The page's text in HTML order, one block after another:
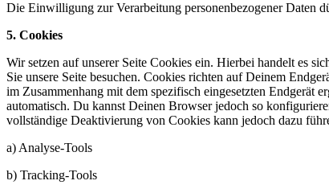
Die Einwilligung zur Verarbeitung personenbezogener Daten
5. Cookies
Wir setzen auf unserer Seite Cookies ein. Hierbei handelt es
Sie unsere Seite besuchen. Cookies richten auf Deinem
im Zusammenhang mit dem spezifisch eingesetzten Endgerät
automatisch. Du kannst Deinen Browser jedoch so
vollständige Deaktivierung von Cookies kann jedoch dazu
a) Analyse-Tools
b) Tracking-Tools